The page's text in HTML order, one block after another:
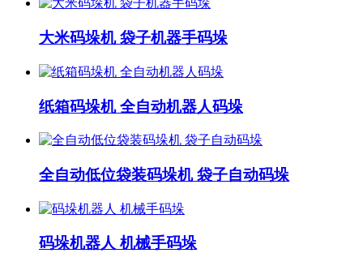
大米码垛机 袋子机器手码垛
纸箱码垛机 全自动机器人码垛
全自动低位袋装码垛机 袋子自动码垛
码垛机器人 机械手码垛